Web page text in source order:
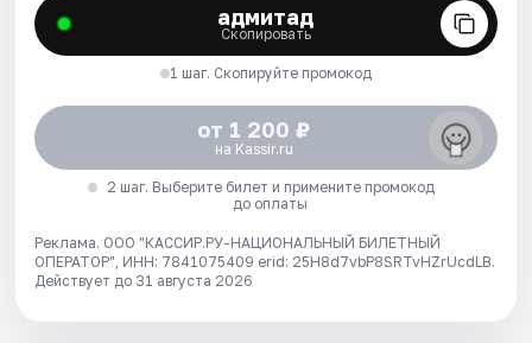
адмитад
Скопировать
1 шаг. Скопируйте промокод
от 1 200 ₽
на Kassir.ru
2 шаг. Выберите билет и примените промокод
до оплаты
Реклама. ООО "КАССИР.РУ-НАЦИОНАЛЬНЫЙ БИЛЕТНЫЙ
ОПЕРАТОР", ИНН: 7841075409 erid: 25H8d7vbP8SRTvHZrUcdLB.
Действует до 31 августа 2026